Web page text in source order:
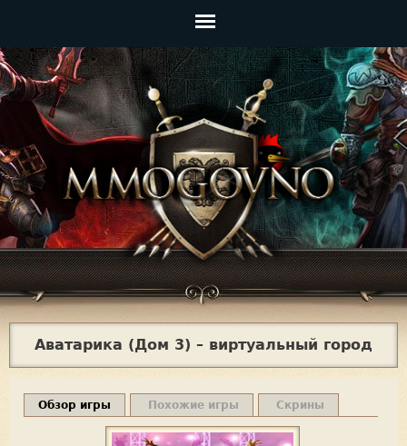
Главное
меню
Jump to navigation
Аватарика (Дом 3) – виртуальный город
Обзор игры Похожие игры Скрины